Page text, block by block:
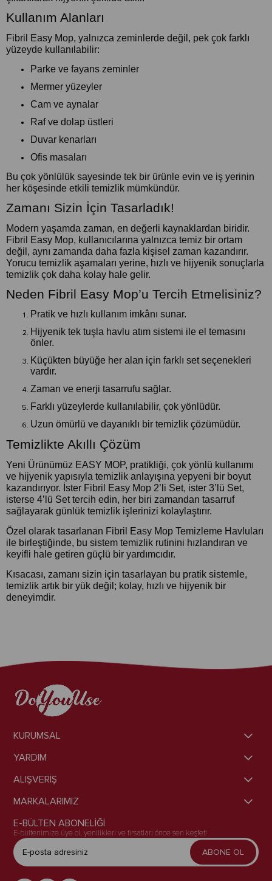
Kullanım Alanları
Fibril Easy Mop, yalnızca zeminlerde değil, pek çok farklı
yüzeyde kullanılabilir:
Parke ve fayans zeminler
Mermer yüzeyler
Cam ve aynalar
Raf ve dolap üstleri
Duvar kenarları
Ofis masaları
Bu çok yönlülük sayesinde tek bir ürünle evin ve iş yerinin
her köşesinde etkili temizlik mümkündür.
Zamanı Sizin İçin Tasarladık!
Modern yaşamda zaman, en değerli kaynaklardan biridir.
Fibril Easy Mop, kullanıcılarına yalnızca temiz bir ortam
değil, aynı zamanda daha fazla kişisel zaman kazandırır.
Yorucu temizlik aşamaları yerine, hızlı ve hijyenik sonuçlarla
temizlik çok daha kolay hale gelir.
Neden Fibril Easy Mop’u Tercih Etmelisiniz?
Pratik ve hızlı kullanım imkânı sunar.
Hijyenik tek tuşla havlu atım sistemi ile el temasını
önler.
Küçükten büyüğe her alan için farklı set seçenekleri
vardır.
Zaman ve enerji tasarrufu sağlar.
Farklı yüzeylerde kullanılabilir, çok yönlüdür.
Uzun ömürlü ve dayanıklı bir temizlik çözümüdür.
Temizlikte Akıllı Çözüm
Yeni Ürünümüz EASY MOP, pratikliği, çok yönlü kullanımı
ve hijyenik yapısıyla temizlik anlayışına yepyeni bir boyut
kazandırıyor. İster Fibril Easy Mop 2’li Set, ister 3’lü Set,
isterse 4’lü Set tercih edin, her biri zamandan tasarruf
sağlayarak günlük temizlik işlerinizi kolaylaştırır.
Özel olarak tasarlanan Fibril Easy Mop Temizleme Havluları
ile birleştiğinde, bu sistem temizlik rutinini hızlandıran ve
keyifli hale getiren güçlü bir yardımcıdır.
Kısacası, zamanı sizin için tasarlayan bu pratik sistemle,
temizlik artık bir yük değil; kolay, hızlı ve hijyenik bir
deneyimdir.
KURUMSAL
YARDIM
ALIŞVERİŞ
MARKALARIMIZ
E-BÜLTEN ABONELİĞİ
E-bültenimize üye ol, yenilikleri ve fırsatları önce sen keşfet!
ABONE OL